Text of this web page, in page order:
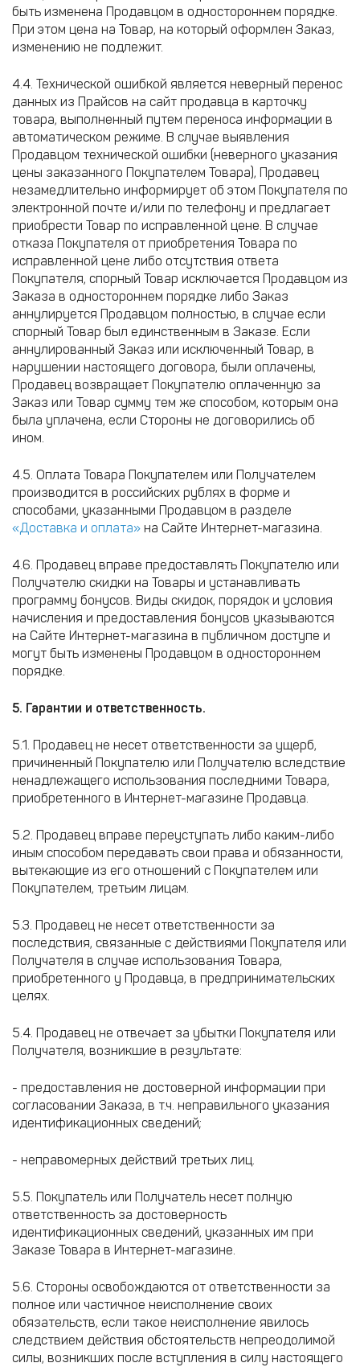
быть изменена Продавцом в одностороннем порядке.
При этом цена на Товар, на который оформлен Заказ,
изменению не подлежит.
4.4. Технической ошибкой является неверный перенос
данных из Прайсов на сайт продавца в карточку
товара, выполненный путем переноса информации в
автоматическом режиме. В случае выявления
Продавцом технической ошибки (неверного указания
цены заказанного Покупателем Товара), Продавец
незамедлительно информирует об этом Покупателя по
электронной почте и/или по телефону и предлагает
приобрести Товар по исправленной цене. В случае
отказа Покупателя от приобретения Товара по
исправленной цене либо отсутствия ответа
Покупателя, спорный Товар исключается Продавцом из
Заказа в одностороннем порядке либо Заказ
аннулируется Продавцом полностью, в случае если
спорный Товар был единственным в Заказе. Если
аннулированный Заказ или исключенный Товар, в
нарушении настоящего договора, были оплачены,
Продавец возвращает Покупателю оплаченную за
Заказ или Товар сумму тем же способом, которым она
была уплачена, если Стороны не договорились об
ином.
4.5. Оплата Товара Покупателем или Получателем
производится в российских рублях в форме и
способами, указанными Продавцом в разделе
«Доставка и оплата» на Сайте Интернет-магазина.
4.6. Продавец вправе предоставлять Покупателю или
Получателю скидки на Товары и устанавливать
программу бонусов. Виды скидок, порядок и условия
начисления и предоставления бонусов указываются
на Сайте Интернет-магазина в публичном доступе и
могут быть изменены Продавцом в одностороннем
порядке.
5. Гарантии и ответственность.
5.1. Продавец не несет ответственности за ущерб,
причиненный Покупателю или Получателю вследствие
ненадлежащего использования последними Товара,
приобретенного в Интернет-магазине Продавца.
5.2. Продавец вправе переуступать либо каким-либо
иным способом передавать свои права и обязанности,
вытекающие из его отношений с Покупателем или
Покупателем, третьим лицам.
5.3. Продавец не несет ответственности за
последствия, связанные с действиями Покупателя или
Получателя в случае использования Товара,
приобретенного у Продавца, в предпринимательских
целях.
5.4. Продавец не отвечает за убытки Покупателя или
Получателя, возникшие в результате:
- предоставления не достоверной информации при
согласовании Заказа, в т.ч. неправильного указания
идентификационных сведений;
- неправомерных действий третьих лиц.
5.5. Покупатель или Получатель несет полную
ответственность за достоверность
идентификационных сведений, указанных им при
Заказе Товара в Интернет-магазине.
5.6. Стороны освобождаются от ответственности за
полное или частичное неисполнение своих
обязательств, если такое неисполнение явилось
следствием действия обстоятельств непреодолимой
силы, возникших после вступления в силу настоящего